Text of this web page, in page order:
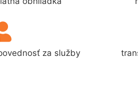
za služby